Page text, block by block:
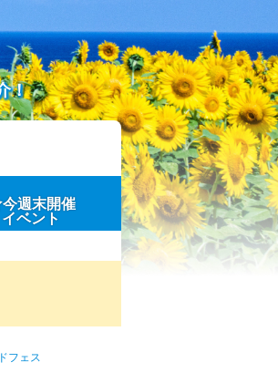
！
今週末開催
イベント
フェス